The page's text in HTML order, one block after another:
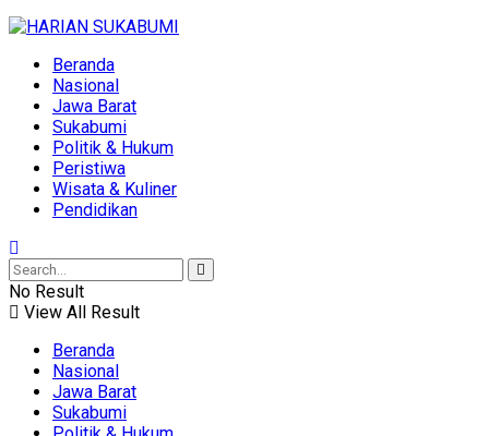
Beranda
Nasional
Jawa Barat
Sukabumi
Politik & Hukum
Peristiwa
Wisata & Kuliner
Pendidikan
No Result
View All Result
Beranda
Nasional
Jawa Barat
Sukabumi